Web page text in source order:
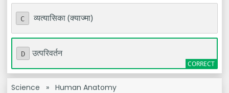
C व्यत्यासिका (क्याज्मा)
D उत्परिवर्तन
Science » Human Anatomy